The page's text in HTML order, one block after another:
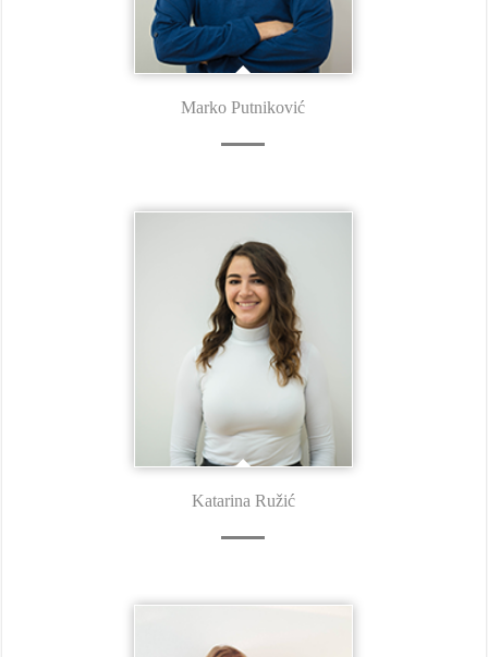
Marko Putniković
Katarina Ružić